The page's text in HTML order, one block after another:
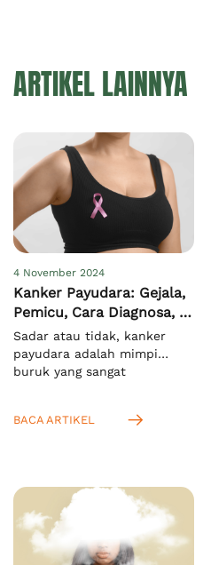
ARTIKEL LAINNYA
4 November 2024
Kanker Payudara: Gejala,
Pemicu, Cara Diagnosa, &
Pengobatan
Sadar atau tidak, kanker
payudara adalah mimpi
buruk yang sangat
pada wanita. Hal ini
tahun 2022 ada sekitar 2,3
juta kasus dan 670.000
kematian secara global
akibat masalah ini.[1]
BACA ARTIKEL